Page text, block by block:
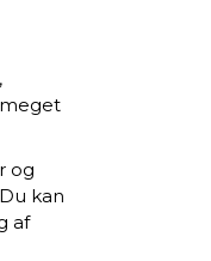
og
kan
af